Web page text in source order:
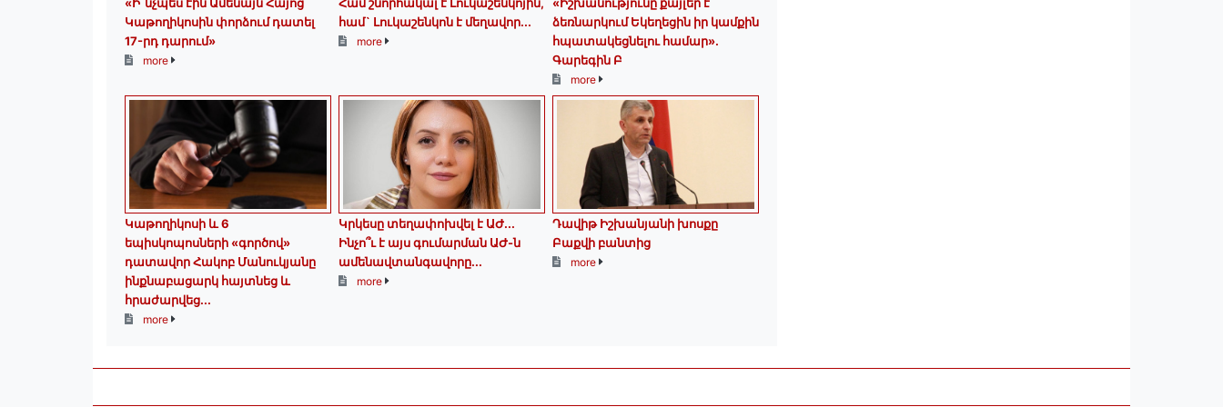
Կաթողիկոսին փորձում դատել
17-րդ դարում»
more
համ` Լուկաշենկոն է մեղավոր․․․
more
ձեռնարկում Եկեղեցին իր կամքին
հպատակեցնելու համար»․
Գարեգին Բ
more
️Կաթողիկոսի և 6
եպիսկոպոսների «գործով»
դատավոր Հակոբ Մանուկյանը
ինքնաբացարկ հայտնեց և
հրաժարվեց...
more
Կրկեսը տեղափոխվել է ԱԺ...
Ինչո՞ւ է այս գումարման ԱԺ-ն
ամենավտանգավորը...
more
Դավիթ Իշխանյանի խոսքը
Բաքվի բանտից
more